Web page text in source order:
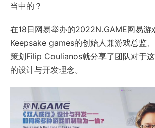
当中的？
在18日网易举办的2022N.GAME网易游
Keepsake games的创始人兼游戏总监
策划Filip Coulianos就分享了团队对于
的设计与开发理念。